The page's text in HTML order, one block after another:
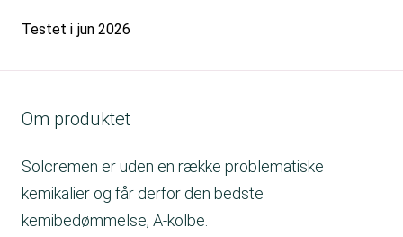
Testet i jun 2026
Om produktet
Solcremen er uden en række problematiske
kemikalier og får derfor den bedste
kemibedømmelse, A-kolbe.